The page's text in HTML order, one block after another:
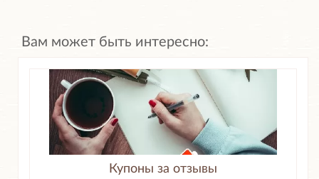
Вам может быть интересно:
Купоны за отзывы